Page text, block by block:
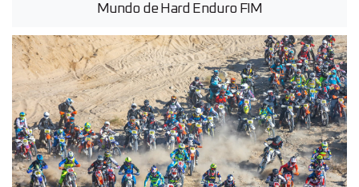
Mundo de Hard Enduro FIM